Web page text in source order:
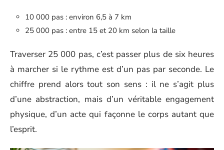
10 000 pas : environ 6,5 à 7 km
25 000 pas : entre 15 et 20 km selon la taille
Traverser 25 000 pas, c’est passer plus de six heures
à marcher si le rythme est d’un pas par seconde. Le
chiffre prend alors tout son sens : il ne s’agit plus
d’une abstraction, mais d’un véritable engagement
physique, d’un acte qui façonne le corps autant que
l’esprit.